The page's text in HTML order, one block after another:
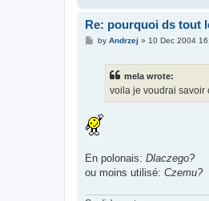
Re: pourquoi ds tout
Pby Andrzej » 10 Dec 2004
mela wrote:
voila je voudrai savoir
En polonais: Dlaczego?
ou moins utilisé: Czemu?